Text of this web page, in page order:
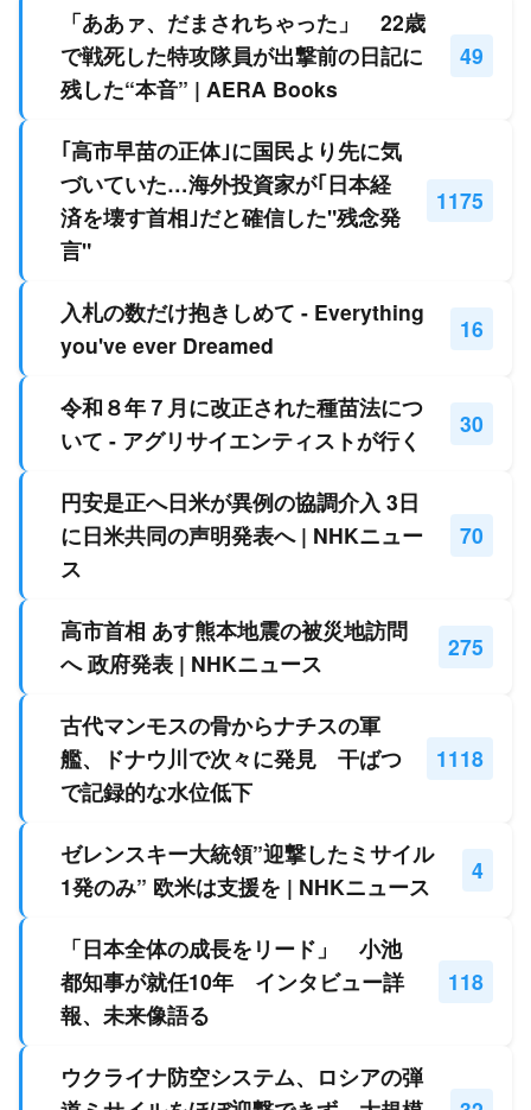
「ああァ、だまされちゃった」 22歳
で戦死した特攻隊員が出撃前の日記に
残した“本音” | AERA Books
49
｢高市早苗の正体｣に国民より先に気
づいていた…海外投資家が｢日本経
済を壊す首相｣だと確信した"残念発
言"
1175
入札の数だけ抱きしめて - Everything
you've ever Dreamed
16
令和８年７月に改正された種苗法につ
いて - アグリサイエンティストが行く
30
円安是正へ日米が異例の協調介入 3日
に日米共同の声明発表へ | NHKニュー
ス
70
高市首相 あす熊本地震の被災地訪問
へ 政府発表 | NHKニュース
275
古代マンモスの骨からナチスの軍
艦、ドナウ川で次々に発見 干ばつ
で記録的な水位低下
1118
ゼレンスキー大統領”迎撃したミサイル
1発のみ” 欧米は支援を | NHKニュース
4
「日本全体の成長をリード」 小池
都知事が就任10年 インタビュー詳
報、未来像語る
118
ウクライナ防空システム、ロシアの弾